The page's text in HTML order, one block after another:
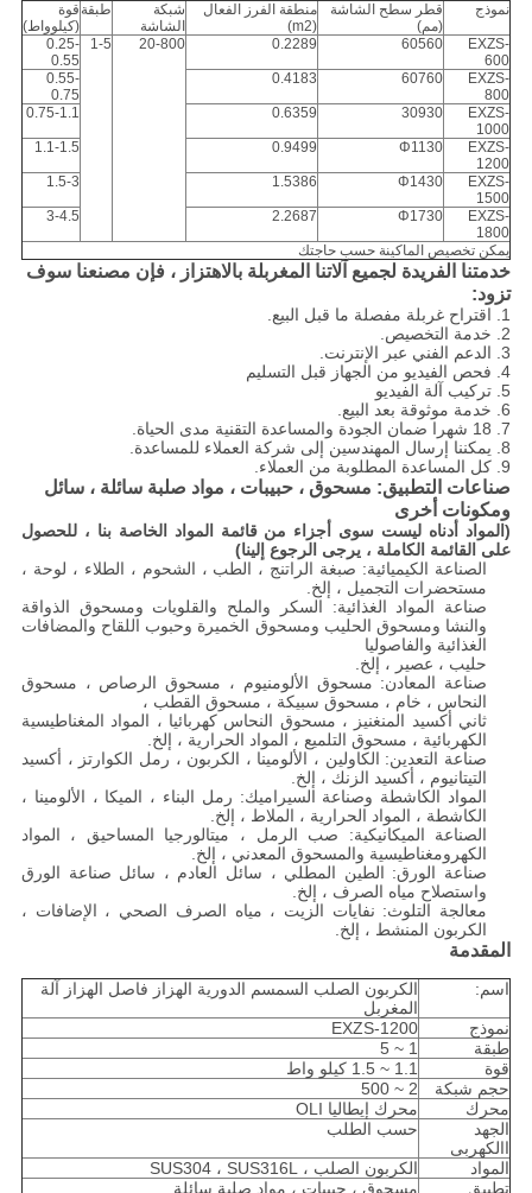
نموذج
قطر سطح الشاشة
(مم)
منطقة الفرز الفعال
(m2)
شبكة
الشاشة
طبقة قوة
(كيلوواط)
EXZS-
600
60560
0.2289
20-800
1-5
0.25-
0.55
EXZS-
800
60760
0.4183
0.55-
0.75
EXZS-
1000
30930
0.6359
0.75-1.1
EXZS-
1200
Φ1130
0.9499
1.1-1.5
EXZS-
1500
Φ1430
1.5386
1.5-3
EXZS-
1800
Φ1730
2.2687
3-4.5
يمكن تخصيص الماكينة حسب حاجتك
خدمتنا الفريدة لجميع آلاتنا المغربلة بالاهتزاز ، فإن مصنعنا سوف
تزود:
1. اقتراح غربلة مفصلة ما قبل البيع.
2. خدمة التخصيص.
3. الدعم الفني عبر الإنترنت.
4. فحص الفيديو من الجهاز قبل التسليم
5. تركيب آلة الفيديو
6. خدمة موثوقة بعد البيع.
7. 18 شهرا ضمان الجودة والمساعدة التقنية مدى الحياة.
8. يمكننا إرسال المهندسين إلى شركة العملاء للمساعدة.
9. كل المساعدة المطلوبة من العملاء.
صناعات التطبيق: مسحوق ، حبيبات ، مواد صلبة سائلة ، سائل
ومكونات أخرى
(المواد أدناه ليست سوى أجزاء من قائمة المواد الخاصة بنا ، للحصول
على القائمة الكاملة ، يرجى الرجوع إلينا)
الصناعة الكيميائية: صبغة الراتنج ، الطب ، الشحوم ، الطلاء ، لوحة ،
مستحضرات التجميل ، إلخ.
صناعة المواد الغذائية: السكر والملح والقلويات ومسحوق الذواقة
والنشا ومسحوق الحليب ومسحوق الخميرة وحبوب اللقاح والمضافات
الغذائية والفاصوليا
حليب ، عصير ، إلخ.
صناعة المعادن: مسحوق الألومنيوم ، مسحوق الرصاص ، مسحوق
النحاس ، خام ، مسحوق سبيكة ، مسحوق القطب ،
ثاني أكسيد المنغنيز ، مسحوق النحاس كهربائيا ، المواد المغناطيسية
الكهربائية ، مسحوق التلميع ، المواد الحرارية ، إلخ.
صناعة التعدين: الكاولين ، الألومينا ، الكربون ، رمل الكوارتز ، أكسيد
التيتانيوم ، أكسيد الزنك ، إلخ.
المواد الكاشطة وصناعة السيراميك: رمل البناء ، الميكا ، الألومينا ،
الكاشطة ، المواد الحرارية ، الملاط ، إلخ.
الصناعة الميكانيكية: صب الرمل ، ميتالورجيا المساحيق ، المواد
الكهرومغناطيسية والمسحوق المعدني ، إلخ.
صناعة الورق: الطين المطلي ، سائل العادم ، سائل صناعة الورق
واستصلاح مياه الصرف ، إلخ.
معالجة التلوث: نفايات الزيت ، مياه الصرف الصحي ، الإضافات ،
الكربون المنشط ، إلخ.
المقدمة
اسم:
الكربون الصلب السمسم الدورية الهزاز فاصل الهزاز آلة
المغربل
نموذج
EXZS-1200
طبقة
1 ~ 5
قوة
1.1 ~ 1.5 كيلو واط
حجم شبكة
2 ~ 500
محرك
محرك إيطاليا OLI
الجهد
االكهربى
حسب الطلب
المواد
الكربون الصلب ، SUS304 ، SUS316L
تطبيق
مسحوق ، حبيبات ، مواد صلبة سائلة